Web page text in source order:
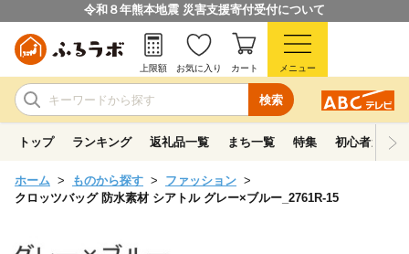
令和８年熊本地震 災害支援寄付受付について
検索
上限額 お気に入り カート メニュー
トップ ランキング 返礼品一覧 まち一覧 特集 初心者ガイド
ホーム ものから探す
ファッション
クロッツバッグ 防水素材 シアトル グレー×ブルー_2761R-15